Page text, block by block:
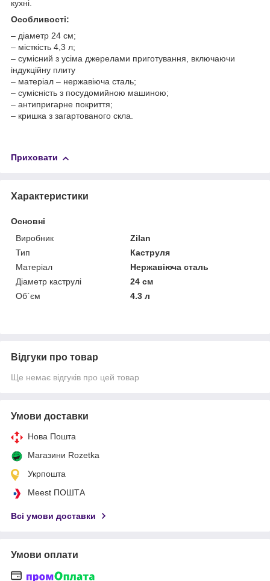
кухні.
Особливості:
– діаметр 24 см;
– місткість 4,3 л;
– сумісний з усіма джерелами приготування, включаючи
індукційну плиту
– матеріал – нержавіюча сталь;
– сумісність з посудомийною машиною;
– антипригарне покриття;
– кришка з загартованого скла.
Приховати
Характеристики
Основні
Виробник
Zilan
Тип
Каструля
Матеріал
Нержавіюча сталь
Діаметр каструлі
24 см
Об`єм
4.3 л
Відгуки про товар
Ще немає відгуків про цей товар
Умови доставки
Нова Пошта
Магазини Rozetka
Укрпошта
Meest ПОШТА
Всі умови доставки
Умови оплати